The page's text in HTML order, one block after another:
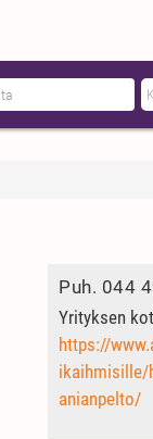
Puh. 044
Yrityksen
https://
ikaihmisille/
anianpelto/